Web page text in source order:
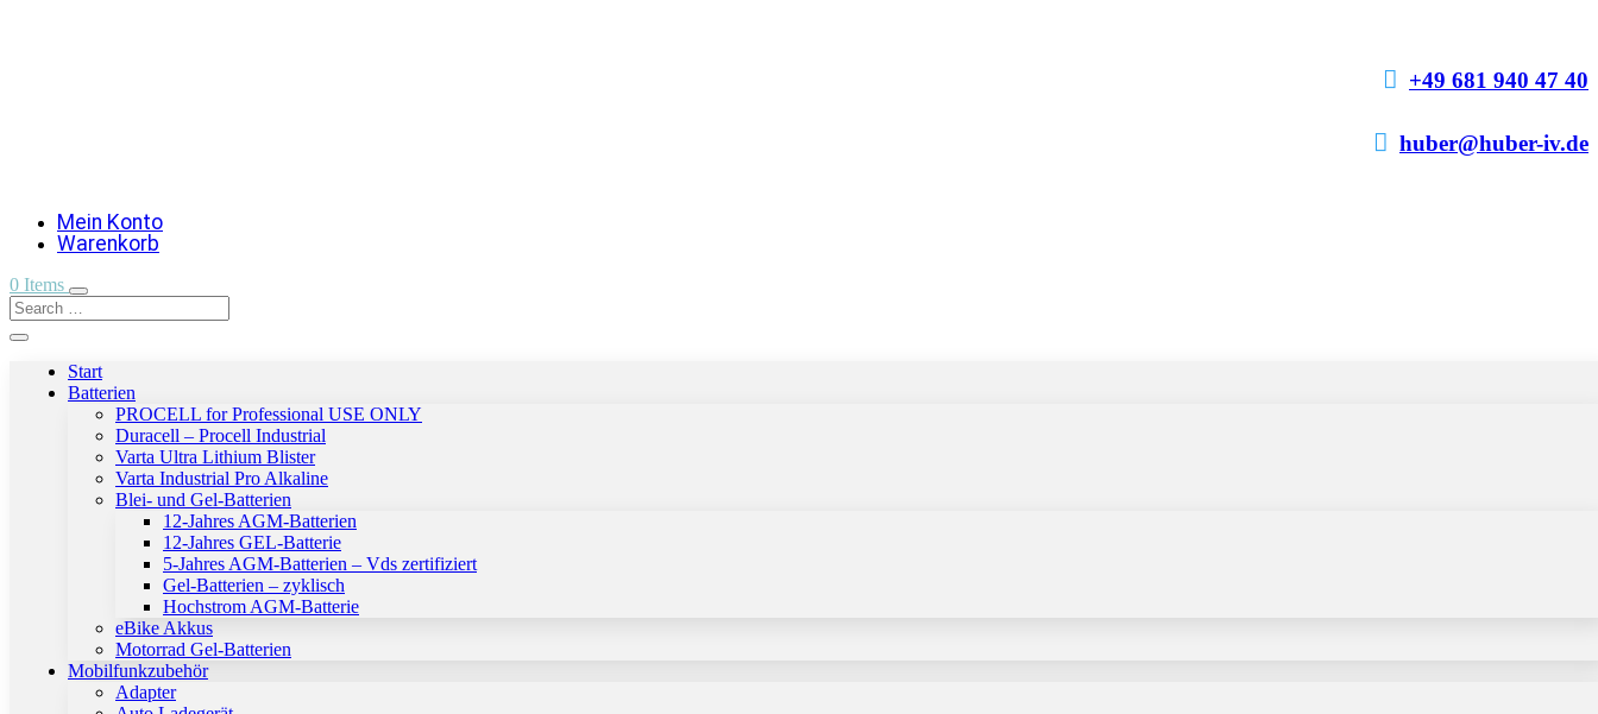
 +49 681 940 47 40
 huber@huber-iv.de
Mein Konto
Warenkorb
0 Items
Start
Batterien
PROCELL for Professional USE ONLY
Duracell – Procell Industrial
Varta Ultra Lithium Blister
Varta Industrial Pro Alkaline
Blei- und Gel-Batterien
12-Jahres AGM-Batterien
12-Jahres GEL-Batterie
5-Jahres AGM-Batterien – Vds zertifiziert
Gel-Batterien – zyklisch
Hochstrom AGM-Batterie
eBike Akkus
Motorrad Gel-Batterien
Mobilfunkzubehör
Adapter